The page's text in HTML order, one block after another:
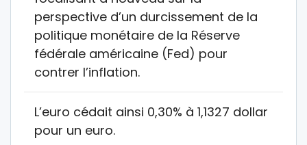
perspective d’un durcissement de la
politique monétaire de la Réserve
fédérale américaine (Fed) pour
contrer l’inflation.
L’euro cédait ainsi 0,30% à 1,1327 dollar
pour un euro.